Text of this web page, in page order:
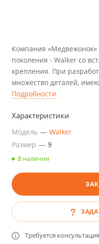
Компания «Медвежонок»
поколения - Walker со
крепления. При
множество деталей,
значение в лечении
использован в
комфортного ношения
Подробности
Характеристики
Модель — Walker
Размер — 9
В наличии
Требуется